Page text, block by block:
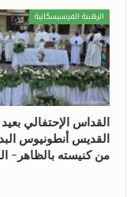
الرهبنة الفرنسيسكانية
القداس الإحتفالي بعيد
القديس أنطونيوس
من كنيسته بالظاهر-